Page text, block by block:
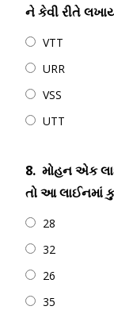
ને કેવી રીતે
VTT
URR
VSS
UTT
8. મોહન એક
તો આ લાઈનમાં
28
32
26
35